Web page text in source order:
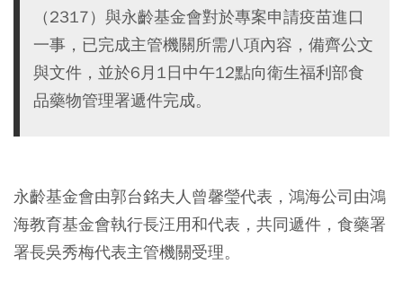
（2317）與永齡基金會對於專案申請疫苗進口
一事，已完成主管機關所需八項內容，備齊公文
與文件，並於6月1日中午12點向衛生福利部食
品藥物管理署遞件完成。
永齡基金會由郭台銘夫人曾馨瑩代表，鴻海公司由鴻
海教育基金會執行長汪用和代表 ，共同遞件，食藥署
署長吳秀梅代表主管機關受理。